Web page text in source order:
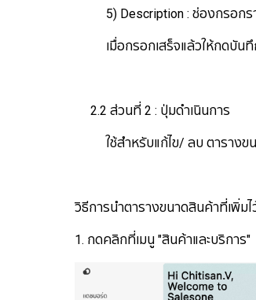
5) Description : ช่องกรอกรา
เมื่อกรอกเสร็จแล้วให้กดบันทึ
2.2 ส่วนที่ 2 : ปุ่มดำเนินการ
ใช้สำหรับแก้ไข/ ลบ ตารางขน
วิธีการนำตารางขนาดสินค้าที่เพิ่ม
1. กดคลิกที่เมนู "สินค้าและบริการ"